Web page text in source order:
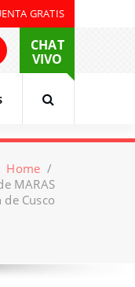
GRATIS
CHAT
VIVO
Home /
MARAS
Cusco